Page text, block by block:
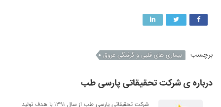
برچسب بیماری های قلبی و گرفتگی عروق
درباره ی شرکت تحقیقاتی پارسی طب
شرکت تحقیقاتی پارسی طب از سال ۱۳۹۱ با هدف تولید